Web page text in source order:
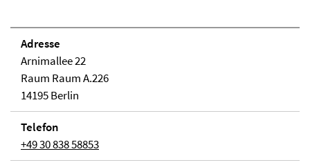
Adresse
Arnimallee 22
Raum Raum A.226
14195 Berlin
Telefon
+49 30 838 58853